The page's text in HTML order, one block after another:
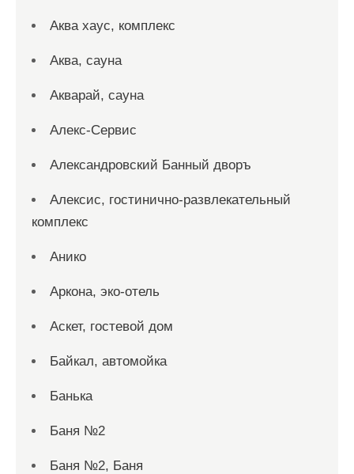
Аква хаус, комплекс
Аква, сауна
Акварай, сауна
Алекс-Сервис
Александровский Банный дворъ
Алексис, гостинично-развлекательный
комплекс
Анико
Аркона, эко-отель
Аскет, гостевой дом
Байкал, автомойка
Банька
Баня №2
Баня №2, Баня